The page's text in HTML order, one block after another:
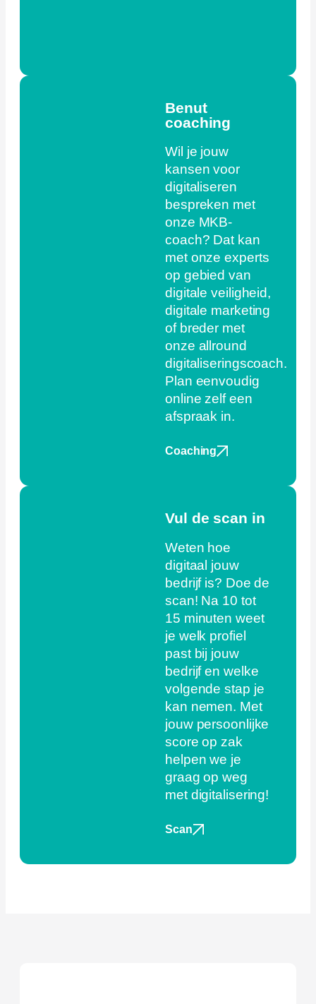
Benut
coaching
Wil je jouw
kansen voor
digitaliseren
bespreken met
onze MKB-
coach? Dat kan
met onze experts
op gebied van
digitale veiligheid,
digitale marketing
of breder met
onze allround
digitaliseringscoach.
Plan eenvoudig
online zelf een
afspraak in.
Coaching
Vul de scan in
Weten hoe
digitaal jouw
bedrijf is? Doe de
scan! Na 10 tot
15 minuten weet
je welk profiel
past bij jouw
bedrijf en welke
volgende stap je
kan nemen. Met
jouw persoonlijke
score op zak
helpen we je
graag op weg
met digitalisering!
Scan